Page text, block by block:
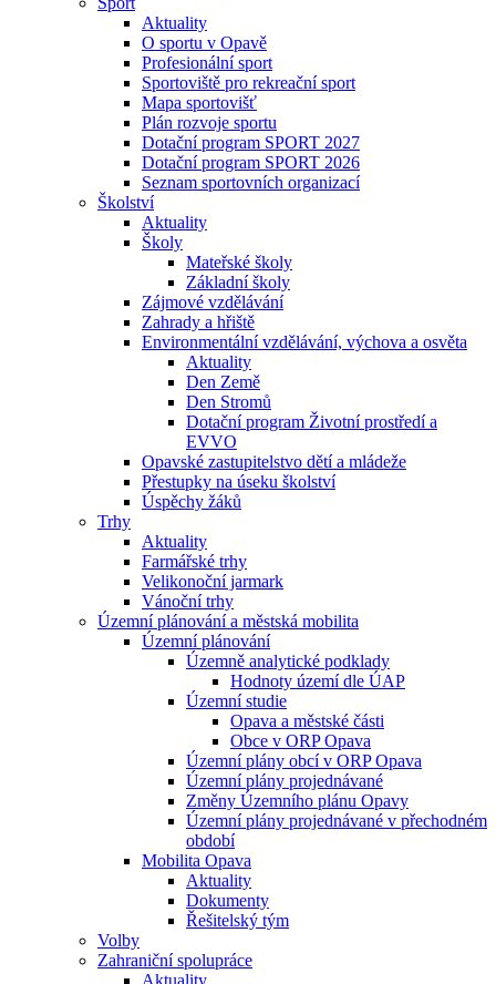
Aktuality
O sportu v Opavě
Profesionální sport
Sportoviště pro rekreační sport
Mapa sportovišť
Plán rozvoje sportu
Dotační program SPORT 2027
Dotační program SPORT 2026
Seznam sportovních organizací
Školství
Aktuality
Školy
Mateřské školy
Základní školy
Zájmové vzdělávání
Zahrady a hřiště
Environmentální vzdělávání, výchova a osvěta
Aktuality
Den Země
Den Stromů
Dotační program Životní prostředí a
EVVO
Opavské zastupitelstvo dětí a mládeže
Přestupky na úseku školství
Úspěchy žáků
Trhy
Aktuality
Farmářské trhy
Velikonoční jarmark
Vánoční trhy
Územní plánování a městská mobilita
Územní plánování
Územně analytické podklady
Hodnoty území dle ÚAP
Územní studie
Opava a městské části
Obce v ORP Opava
Územní plány obcí v ORP Opava
Územní plány projednávané
Změny Územního plánu Opavy
Územní plány projednávané v přechodném
období
Mobilita Opava
Aktuality
Dokumenty
Řešitelský tým
Volby
Zahraniční spolupráce